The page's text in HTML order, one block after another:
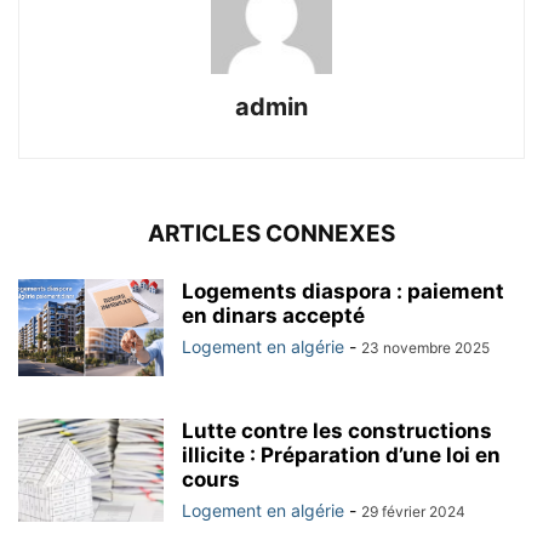
admin
ARTICLES CONNEXES
Logements diaspora : paiement
en dinars accepté
Logement en algérie - 23 novembre 2025
Lutte contre les constructions
illicite : Préparation d’une loi en
cours
Logement en algérie - 29 février 2024